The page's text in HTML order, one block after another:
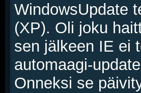
WindowsUpdate
(XP). Oli joku
sen jälkeen IE ei
automaagi-
Onneksi se